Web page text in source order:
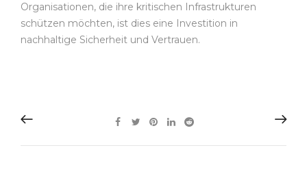
Organisationen, die ihre kritischen Infrastrukturen
schützen möchten, ist dies eine Investition in
nachhaltige Sicherheit und Vertrauen.